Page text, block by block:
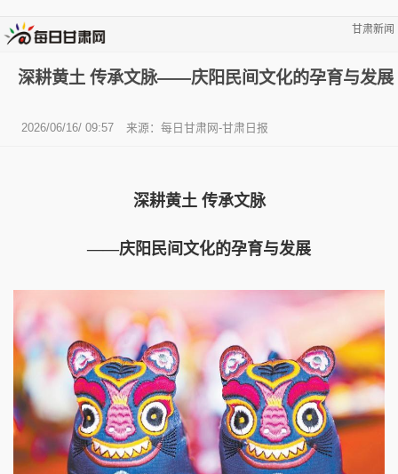
甘肃新闻
深耕黄土 传承文脉——庆阳民间文化的孕育与发展
2026/06/16/ 09:57 来源：每日甘肃网-甘肃日报
深耕黄土 传承文脉
——庆阳民间文化的孕育与发展